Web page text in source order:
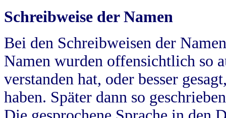
Schreibweise der Namen
Bei den Schreibweisen der
Namen wurden offensichtlich so
verstanden hat, oder besser
haben. Später dann so